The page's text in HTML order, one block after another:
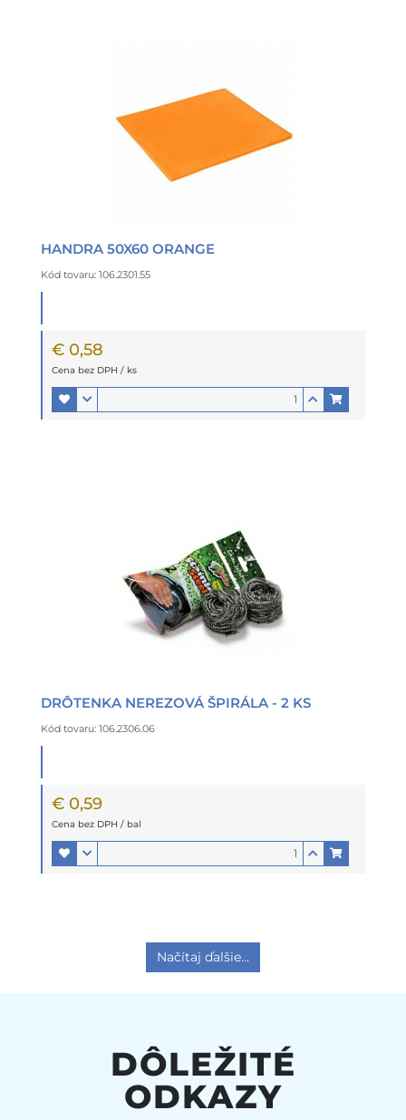
HANDRA 50X60 ORANGE
Kód tovaru: 106.2301.55
€ 0,58
Cena bez DPH / ks
DRÔTENKA NEREZOVÁ ŠPIRÁLA - 2 KS
Kód tovaru: 106.2306.06
€ 0,59
Cena bez DPH / bal
Načítaj ďalšie...
DÔLEŽITÉ
ODKAZY